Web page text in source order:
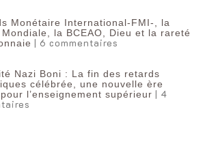
Monétaire International-FMI-, la
Mondiale, la BCEAO, Dieu et la rareté
| 6 commentaires
Nazi Boni : La fin des retards
célébrée, une nouvelle ère
pour l’enseignement supérieur | 4